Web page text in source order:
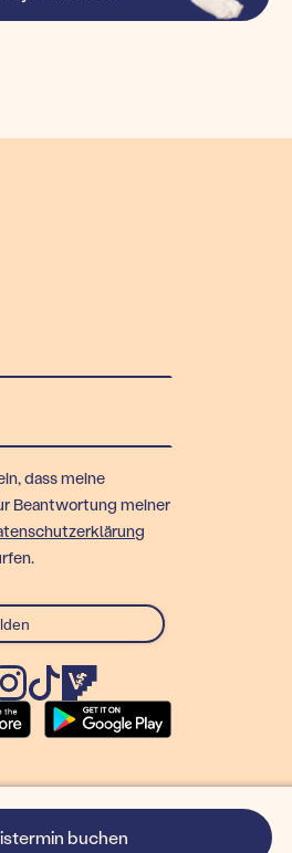
buchen
dass meine
Beantwortung meiner